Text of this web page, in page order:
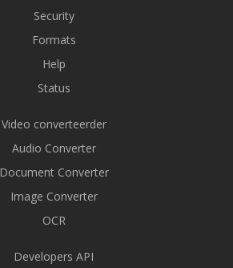
Security
Formats
Help
Status
Video converteerder
Audio Converter
Document Converter
Image Converter
OCR
Developers API